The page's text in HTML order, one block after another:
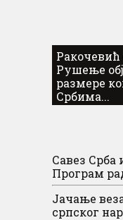
Рушење
размере
Србима...
Савез Срба
Програм
Јачање
српског